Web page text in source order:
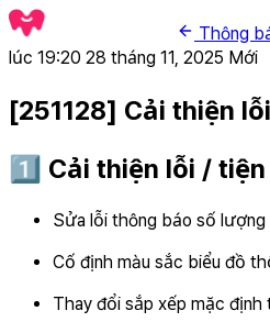
Thông
lúc 19:20 28 tháng 11, 2025 Mới
[251128] Cải thiện
1️⃣ Cải thiện lỗi /
Sửa lỗi thông báo số
Cố định màu sắc biểu đồ
Thay đổi sắp xếp mặc định